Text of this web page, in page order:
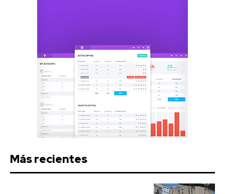
Más recientes